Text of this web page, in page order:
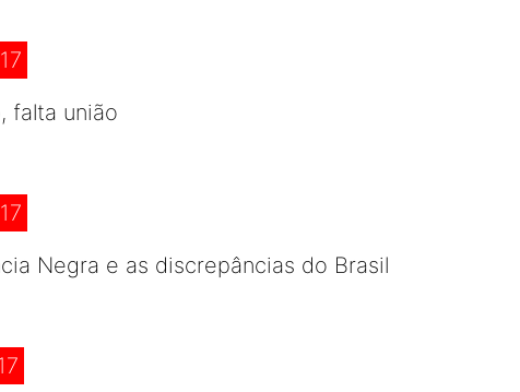
falta união
Negra e as discrepâncias do Brasil